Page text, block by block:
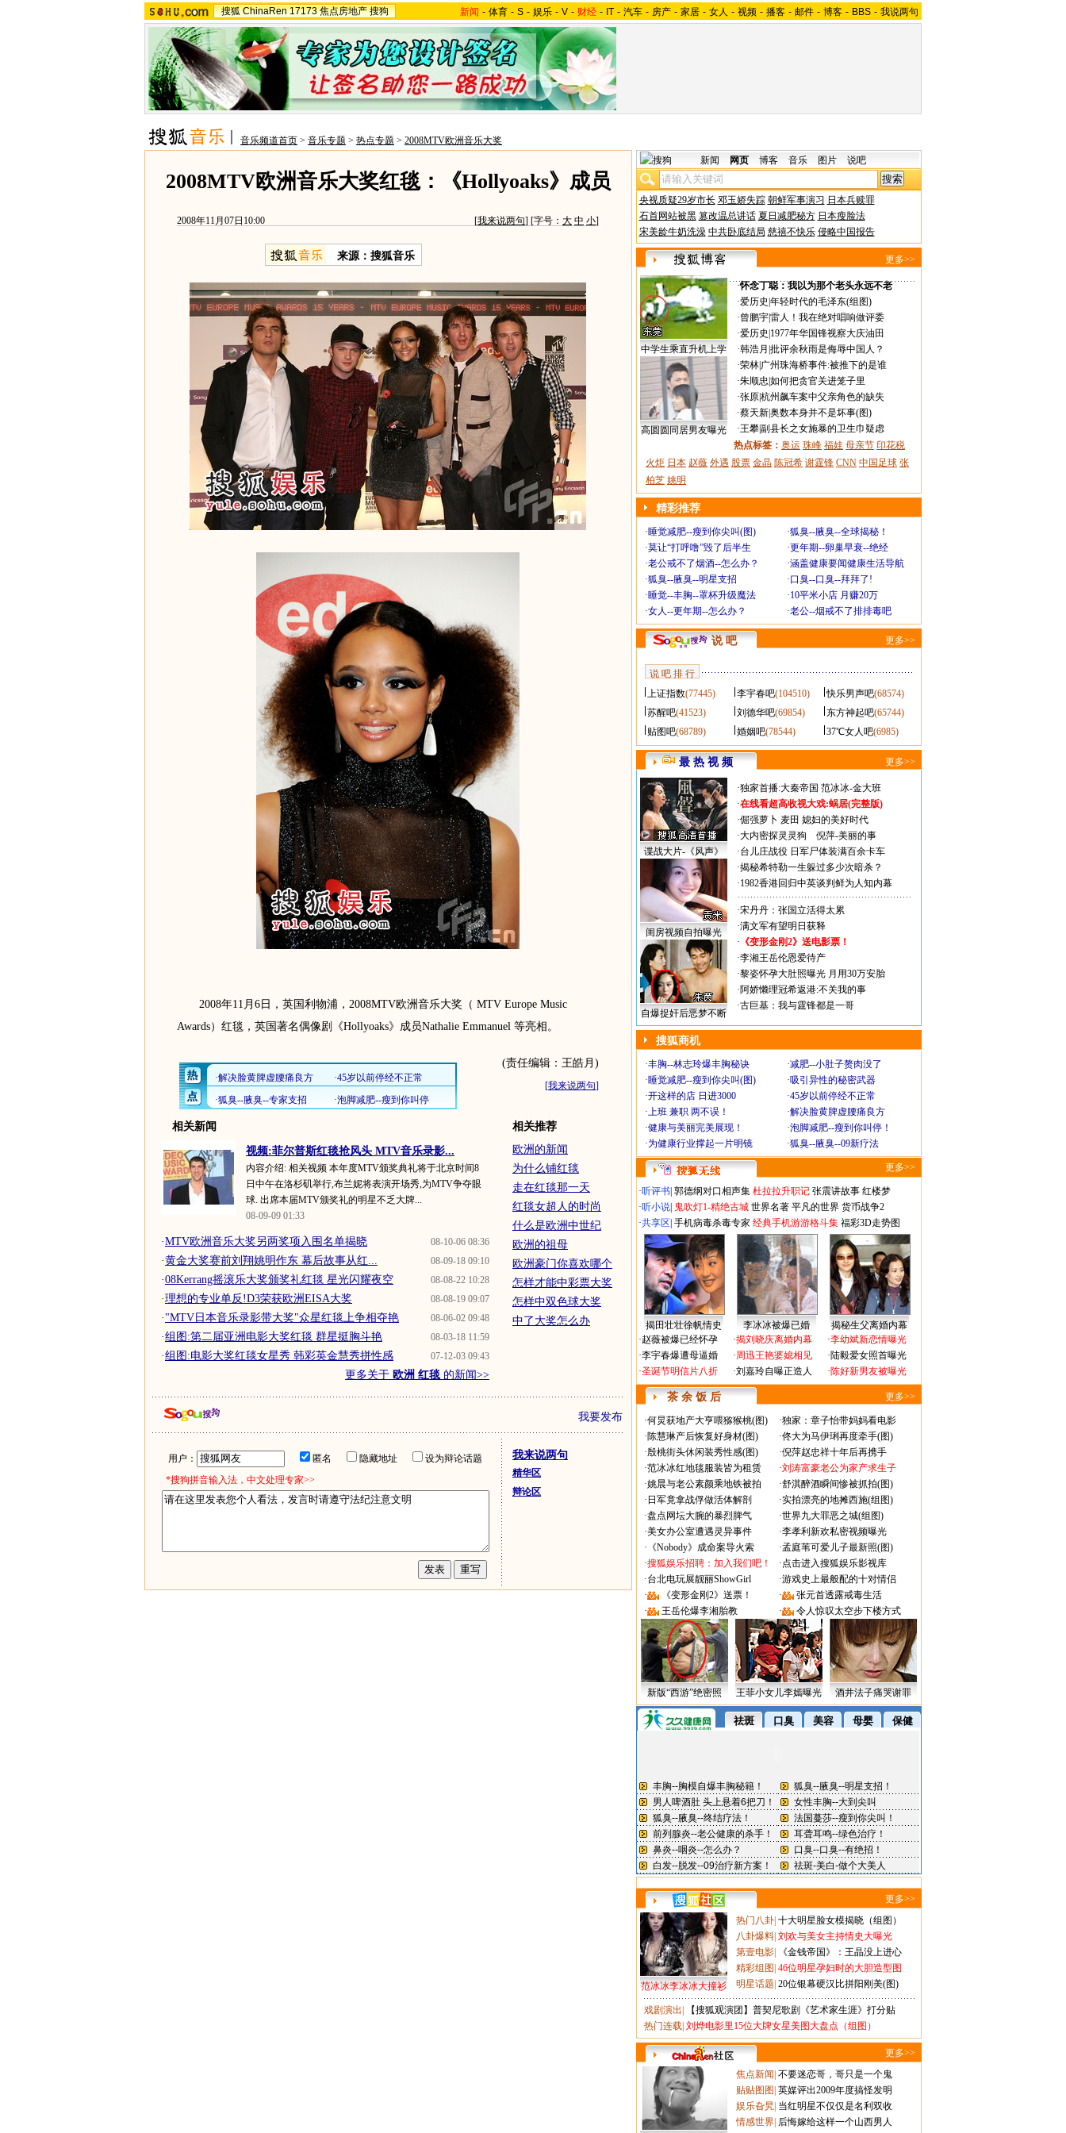
搜狐 ChinaRen 17173 焦点房地产 搜狗 新闻 - 体育 - S - 娱乐 - V - 财经 - IT - 汽车 - 房产 - 家居 - 女人 - 视频 - 播客 - 邮件 - 博客 - BBS - 我说两句
音乐频道首页 > 音乐专题 > 热点专题 > 2008MTV欧洲音乐大奖
2008MTV欧洲音乐大奖红毯：《Hollyoaks》成员
2008年11月07日10:00 [我来说两句] [字号： 大 中 小]
来源：搜狐音乐
2008年11月6日，英国利物浦，2008MTV欧洲音乐大奖（ MTV Europe Music
Awards）红毯，英国著名偶像剧《Hollyoaks》成员Nathalie Emmanuel 等亮相。
(责任编辑：王皓月)
[我来说两句]
相关新闻
视频:菲尔普斯红毯抢风头 MTV音乐录影...
内容介绍: 相关视频 本年度MTV颁奖典礼将于北京时间8
日中午在洛杉矶举行,布兰妮将表演开场秀,为MTV争夺眼
球. 出席本届MTV颁奖礼的明星不乏大牌...
08-09-09 01:33
08-10-06 08:36
·MTV欧洲音乐大奖另两奖项入围名单揭晓
08-09-18 09:10
·黄金大奖赛前刘翔姚明作东 幕后故事从红...
08-08-22 10:28
·08Kerrang摇滚乐大奖颁奖礼红毯 星光闪耀夜空
08-08-19 09:07
·理想的专业单反!D3荣获欧洲EISA大奖
08-06-02 09:48
· "MTV日本音乐录影带大奖"众星红毯上争相夺艳
08-03-18 11:59
·组图:第二届亚洲电影大奖红毯 群星挺胸斗艳
07-12-03 09:43
·组图:电影大奖红毯女星秀 韩彩英金慧秀拼性感
更多关于 欧洲 红毯的新闻>>
相关推荐
欧洲的新闻
为什么铺红毯
走在红毯那一天
红毯女超人的时尚
什么是欧洲中世纪
欧洲的祖母
欧洲豪门你喜欢哪个
怎样才能中彩票大奖
怎样中双色球大奖
中了大奖怎么办
我要发布
用户： 匿名 隐藏地址
设为辩论话题
*搜狗拼音输入法，中文处理专家>>
我来说两句
精华区
辩论区
新闻 网页 博客 音乐 图片 说吧
央视质疑29岁市长 邓玉娇失踪 朝鲜军事演习 日本兵赎罪
石首网站被黑 篡改温总讲话 夏日减肥秘方 日本瘦脸法
宋美龄牛奶洗澡 中共卧底结局 慈禧不快乐 侵略中国报告
更多>>
中学生乘直升机上学
高圆圆同居男友曝光
·怀念丁聪：我以为那个老头永远不老
·爱历史 年轻时代的毛泽东(组图)
·曾鹏宇|雷人！我在绝对唱响做评委
·爱历史 1977年华国锋视察大庆油田
·韩浩月 批评余秋雨是侮辱中国人？
·荣林| 广州珠海桥事件:被推下的是谁
·朱顺忠 如何把贪官关进笼子里
·张原|杭州飙车案中父亲角色的缺失
·蔡天新|奥数本身并不是坏事(图)
·王攀|副县长之女施暴的卫生巾疑虑
热点标签： 奥运 珠峰 福娃 母亲节 印花税
火炬 日本 赵薇 外遇 股票 金晶 陈冠希 谢霆锋 CNN 中国足球 张
柏芝 姚明
精彩推荐
·睡觉减肥--瘦到你尖叫(图) ·狐臭--腋臭--全球揭秘！
·莫让“打呼噜”毁了后半生 ·更年期--卵巢早衰--绝经
·老公戒不了烟酒--怎么办？ ·涵盖健康要闻健康生活导航
·狐臭--腋臭--明星支招 ·口臭--口臭--拜拜了!
·睡觉--丰胸--罩杯升级魔法 ·10平米小店 月赚20万
·女人--更年期--怎么办？ ·老公--烟戒不了排排毒吧
说 吧 更多>>
说 吧 排 行
上证指数(77445) 李宇春吧(104510) 快乐男声吧(68574)
苏醒吧(41523) 刘德华吧(69854) 东方神起吧(65744)
贴图吧(68789) 婚姻吧(78544) 37℃女人吧(6985)
最 热 视 频 更多>>
谍战大片-《风声》
闺房视频自拍曝光
自爆捉奸后恶梦不断
·独家首播:大秦帝国 范冰冰-金大班
·在线看超高收视大戏:蜗居(完整版)
·倔强萝卜 麦田 媳妇的美好时代
·大内密探灵灵狗
倪萍-美丽的事
·台儿庄战役 日军尸体装满百余卡车
·揭秘希特勒一生躲过多少次暗杀？
·1982香港回归中英谈判鲜为人知内幕
·宋丹丹：张国立活得太累
·满文军有望明日获释
· 《变形金刚2》送电影票！
·李湘王岳伦恩爱待产
·黎姿怀孕大肚照曝光 月用30万安胎
·阿娇懒理冠希返港:不关我的事
·古巨基：我与霆锋都是一哥
搜狐商机
·丰胸--林志玲爆丰胸秘诀 ·减肥--小肚子赘肉没了
·睡觉减肥--瘦到你尖叫(图) ·吸引异性的秘密武器
·开这样的店 日进3000 ·45岁以前停经不正常
·上班 兼职 两不误！ ·解决脸黄脾虚腰痛良方
·健康与美丽完美展现！ ·泡脚减肥--瘦到你叫停！
·为健康行业撑起一片明镜 ·狐臭--腋臭--09新疗法
更多>>
·听评书 郭德纲对口相声集 杜拉拉升职记 张震讲故事 红楼梦
·听小说 鬼吹灯1-精绝古城 世界名著 平凡的世界 货币战争2
·共享区 手机病毒杀毒专家 经典手机游游格斗集 福彩3D走势图
揭田壮壮徐帆情史 李冰冰被爆已婚
揭秘生父离婚内幕
·赵薇被爆已经怀孕
·李宇春爆遭母逼婚
·圣诞节明信片八折
·揭刘晓庆离婚内幕
·周迅王艳婆媳相见
·刘嘉玲自曝正造人
·李幼斌新恋情曝光
·陆毅爱女照首曝光
·陈好新男友被曝光
茶 余 饭 后 更多>>
·何炅获地产大亨喂猕猴桃(图) ·独家：章子怡带妈妈看电影
·陈慧琳产后恢复好身材(图) ·佟大为马伊琍再度牵手(图)
·殷桃街头休闲装秀性感(图) ·倪萍赵忠祥十年后再携手
·范冰冰红地毯服装皆为租赁 ·刘涛富豪老公为家产求生子
·姚晨与老公素颜乘地铁被拍 ·舒淇醉酒瞬间惨被抓拍(图)
· 日军竟拿战俘做活体解剖 ·实拍漂亮的地摊西施(组图)
·盘点网坛大腕的暴烈脾气 ·世界九大罪恶之城(组图)
·美女办公室遭遇灵异事件 ·李孝利新欢私密视频曝光
· 《Nobody》成命案导火索 ·孟庭苇可爱儿子最新照(图)
·搜狐娱乐招聘：加入我们吧！ ·点击进入搜狐娱乐影视库
·台北电玩展靓丽ShowGirl ·游戏史上最般配的十对情侣
·
《变形金刚2》送票！ ·
张元首透露戒毒生活
·
王岳伦爆李湘胎教 · 令人惊叹太空步下楼方式
新版“西游”绝密照 王菲小女儿李嫣曝光 酒井法子痛哭谢罪
更多>>
范冰冰李冰冰大撞衫
热门八卦 十大明星脸女模揭晓（组图）
八卦爆料 刘欢与美女主持情史大曝光
第壹电影
《金钱帝国》：王晶没上进心
精彩组图 46位明星孕妇时的大胆造型图
明星话题 20位银幕硬汉比拼阳刚美(图)
戏剧演出
【搜狐观演团】普契尼歌剧《艺术家生涯》打分贴
热门连载 刘烨电影里15位大牌女星美图大盘点（组图）
更多>>
焦点新闻 不要迷恋哥，哥只是一个鬼
贴贴图图 英媒评出2009年度搞怪发明
娱乐旮旯 当红明星不仅仅是名利双收
情感世界 后悔嫁给这样一个山西男人